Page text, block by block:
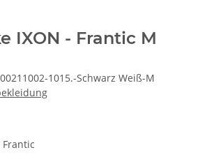
IXON - Frantic M
1015.-Schwarz Weiß-M
Frantic